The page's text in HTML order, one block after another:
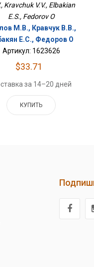
Kravchuk V.V., Elbakian
E.S., Fedorov O
М.В., Кравчук В.В.,
Е.С., Федоров О
Артикул: 1623626
$33.71
за 14–20 дней
КУПИТЬ